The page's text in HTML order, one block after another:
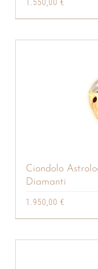
1.550,00 €
Ciondolo
Diamanti
1.950,00 €